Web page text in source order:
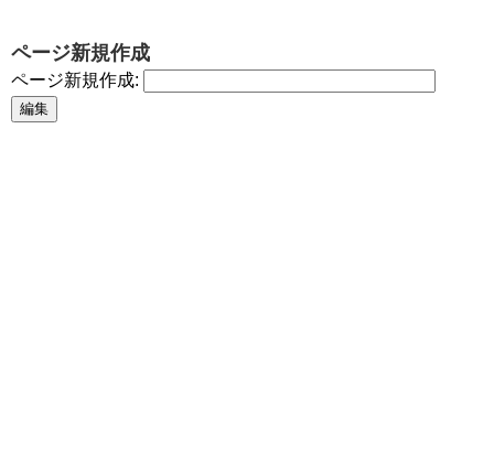
ページ新規作成
ページ新規作成: